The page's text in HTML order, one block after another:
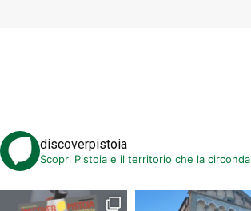
discoverpistoia
Scopri Pistoia e il territorio che la circonda